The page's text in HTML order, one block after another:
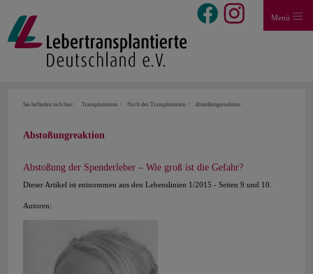
Menü
Sie befinden sich hier: Transplantation Nach der Transplantation Abstoßungsreaktion
Abstoßungreaktion
Abstoßung der Spenderleber – Wie groß ist die Gefahr?
Dieser Artikel ist entnommen aus den Lebenslinien 1/2015 - Seiten 9 und 10.
Autoren: